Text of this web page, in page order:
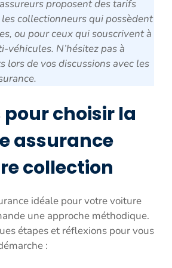
proposent des tarifs
collectionneurs qui possèdent
ou pour ceux qui souscrivent à
véhicules. N’hésitez pas à
lors de vos discussions avec les
pour choisir la
assurance
collection
idéale pour votre voiture
une approche méthodique.
étapes et réflexions pour vous
: